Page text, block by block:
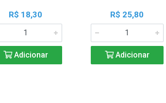
R$ 18,30
Adicionar
R$ 25,80
Adicionar